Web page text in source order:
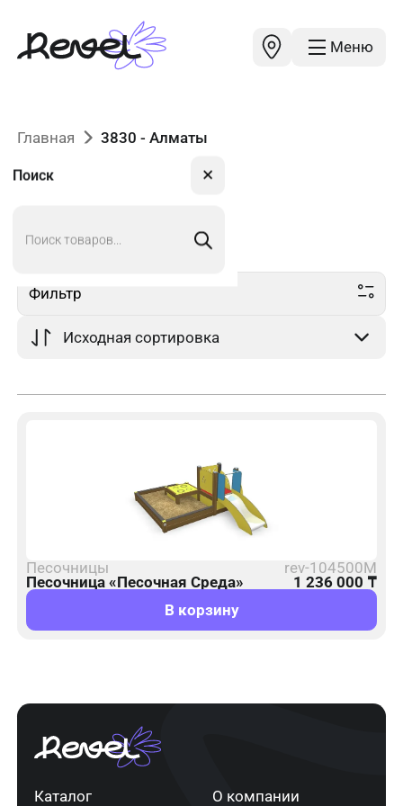
Меню
Поиск ✕
Главная 3830 - Алматы
3830в Алматы
Фильтр
Песочницы
rev-104500M
Песочница «Песочная Среда»
1 236 000 ₸
В корзину
Каталог О компании